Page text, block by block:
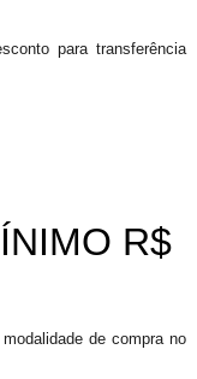
para transferência
R$
de compra no